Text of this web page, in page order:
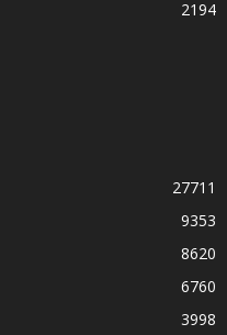
2194
27711
9353
8620
6760
3998